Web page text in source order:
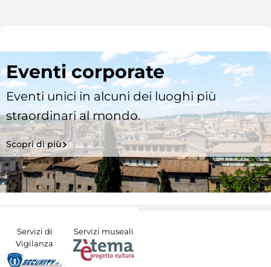
Eventi corporate
Eventi unici in alcuni dei luoghi più
straordinari al mondo.
Scopri di più
Servizi di
Vigilanza
Servizi museali